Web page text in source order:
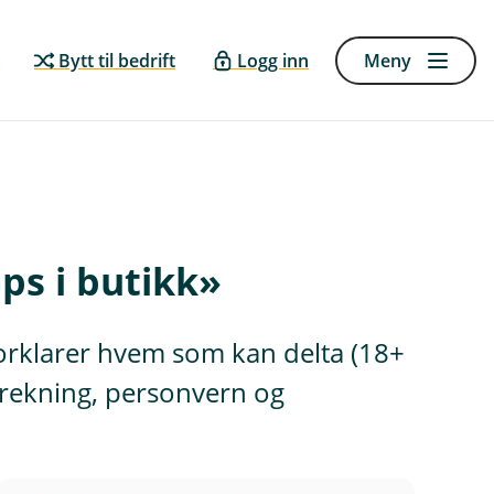
Bytt til bedrift Logg inn Meny
i butikk»
hvem som kan delta (18+
personvern og